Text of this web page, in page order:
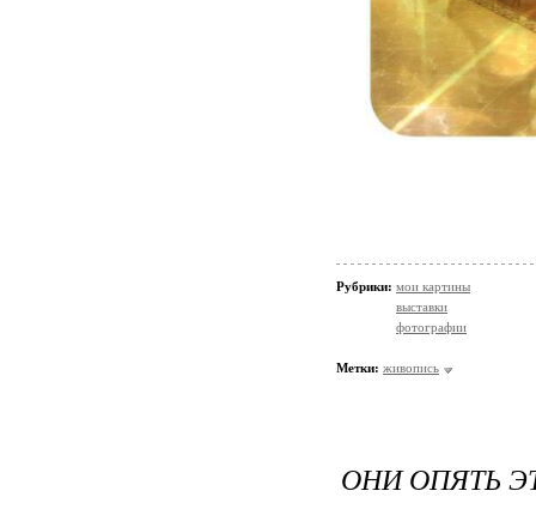
Рубрики: мои картины
выставки
фотографии
Метки: живопись
ОНИ ОПЯТЬ